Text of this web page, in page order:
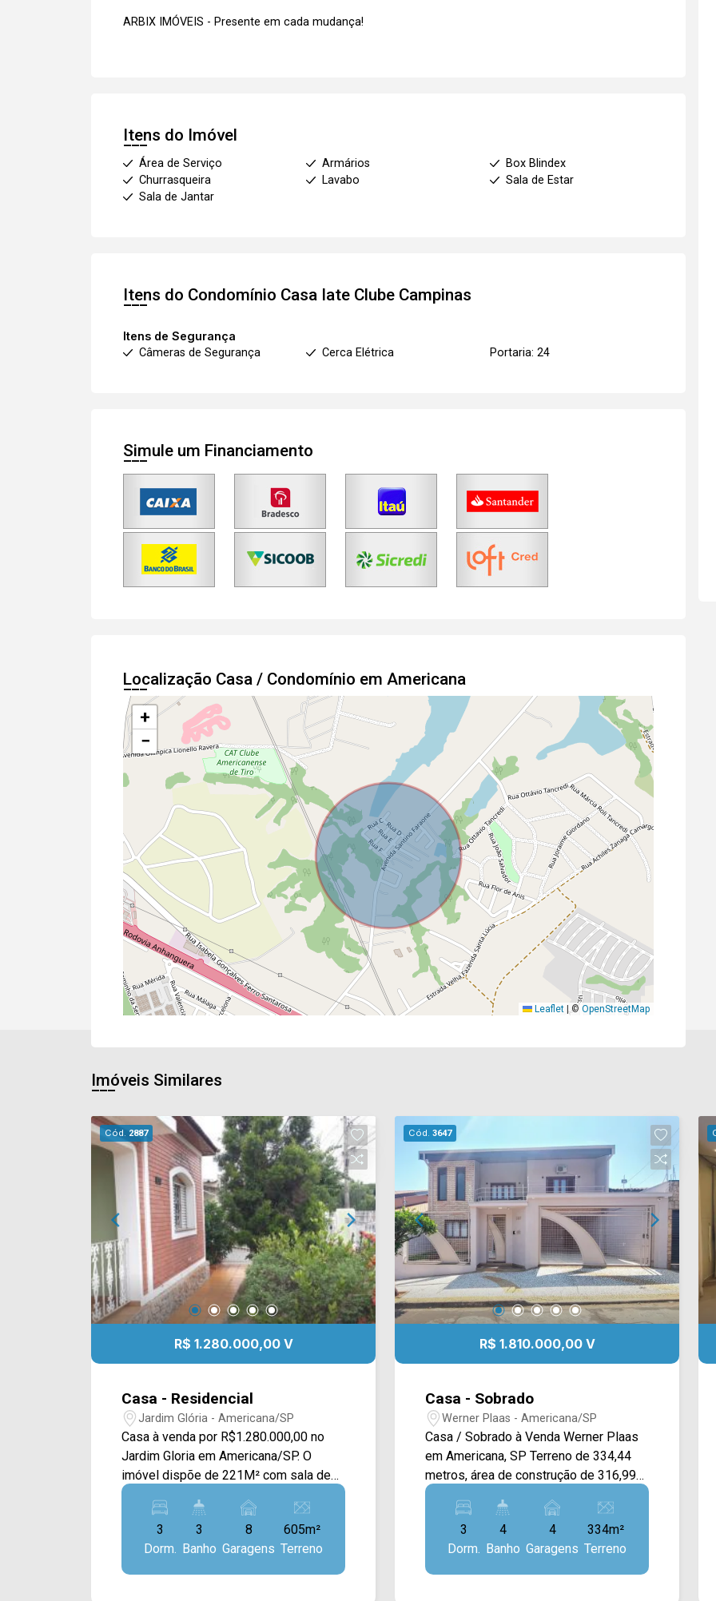
ARBIX IMÓVEIS - Presente em cada mudança!
Itens do Imóvel
Área de Serviço Armários
Box Blindex
Churrasqueira
Lavabo
Sala de Estar
Sala de Jantar
Itens do Condomínio Casa Iate Clube Campinas
Itens de Segurança
Câmeras de Segurança
Cerca Elétrica Portaria: 24
Simule um Financiamento
Localização Casa / Condomínio em Americana
+
−
Leaflet |© OpenStreetMap
Imóveis Similares
Cód. 2887
R$ 1.280.000,00 V
Casa - Residencial
Jardim Glória - Americana/SP
Casa à venda por R$1.280.000,00 no
Jardim Gloria em Americana/SP. O
imóvel dispõe de 221M² com sala de
estar e de jantar, cozinha planejada,
quintal, área gourmet com churrasqueira
e piscina e área de serviço. > 03
dormitórios; > 03 banheiros; > 08 vagas
de garagem. Localizado em Americana,
3
Dorm.
3
Banho
8
Garagens
605m²
Terreno
Cód. 3647
R$ 1.810.000,00 V
Casa - Sobrado
Werner Plaas - Americana/SP
Casa / Sobrado à Venda Werner Plaas
em Americana, SP Terreno de 334,44
metros, área de construção de 316,99
metros. Pavimento Superior - 3
Dormitórios sendo 1 suíte e closet.
armários, ar condicionado, sacada na
frente, banheiro social, piso frio,
mezanino; Pavimento Inferior - Sala de
3
Dorm.
4
Banho
4
Garagens
334m²
Terreno